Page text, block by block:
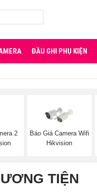
ĐẦU GHI PHỤ KIỆN
2
Báo Giá Camera Wifi
Hikvision
TIỆN